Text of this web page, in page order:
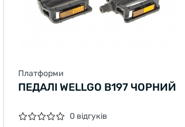
Платформи
ПЕДАЛІ WELLGO B197 ЧОРНИЙ
0 відгуків